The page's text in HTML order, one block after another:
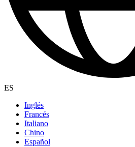
ES
Inglés
Francés
Italiano
Chino
Español